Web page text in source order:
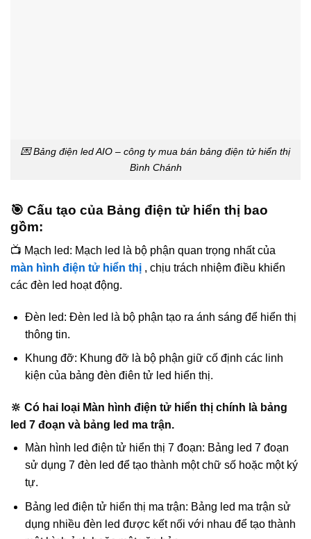
💌 Bảng điện led AIO – công ty mua bán bảng điện tử hiển thị
Bình Chánh
🎯 Cấu tạo của Bảng điện tử hiển thị bao
gồm:
📺 Mạch led: Mạch led là bộ phận quan trọng nhất của
màn hình điện tử hiển thị , chịu trách nhiệm điều khiển
các đèn led hoạt động.
Đèn led: Đèn led là bộ phận tạo ra ánh sáng để hiển thị
thông tin.
Khung đỡ: Khung đỡ là bộ phận giữ cố định các linh
kiện của bảng đèn điên tử led hiển thị.
🔆 Có hai loại Màn hình điện tử hiển thị chính là bảng
led 7 đoạn và bảng led ma trận.
Màn hình led điện tử hiển thị 7 đoạn: Bảng led 7 đoạn
sử dụng 7 đèn led để tạo thành một chữ số hoặc một ký
tự.
Bảng led điện tử hiển thị ma trận: Bảng led ma trận sử
dụng nhiều đèn led được kết nối với nhau để tạo thành